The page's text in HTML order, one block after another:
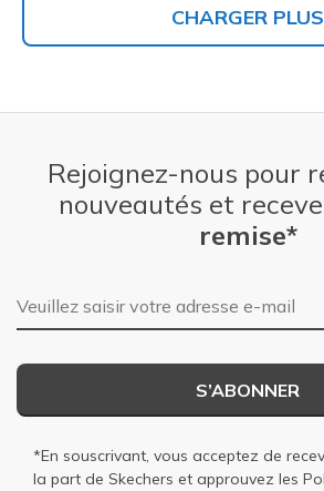
CHARGER PLUS
Rejoignez-nous pour
nouveautés et
remise*
Adresse e-mail
S’ABONNER
*En souscrivant, vous acceptez de
la part de Skechers et approuvez les